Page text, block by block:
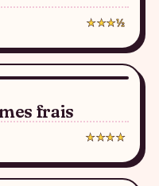
★★★½
frais
★★★★